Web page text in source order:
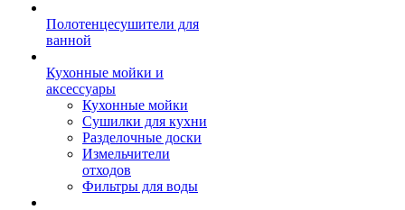
Полотенцесушители для
ванной
Кухонные мойки и
аксессуары
Кухонные мойки
Сушилки для кухни
Разделочные доски
Измельчители
отходов
Фильтры для воды